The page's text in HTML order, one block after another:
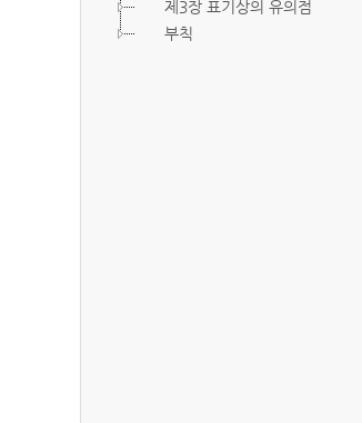
제3장 표기상의 유의점
부칙